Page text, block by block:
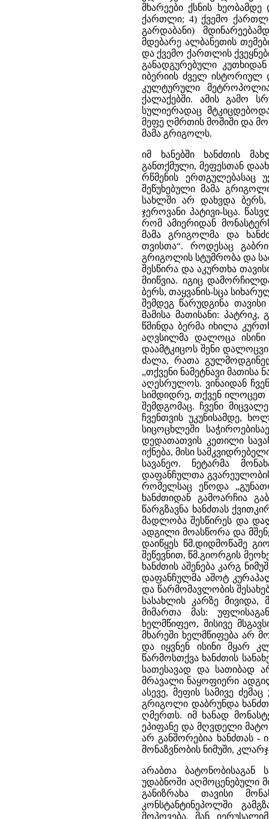
მხარეები ქსნის
ქართლი; 4) ქვემო
გარდაბანი)
მდებარე ალბანეთის
და ქვემო ქართლის
განადგურებული
იბერიის ძველ
კულტურული
ქალაქებში. ამის გამო
სულიერადაც
მეფე ღმრთის მოშიში და
მამა გრიგოლს.
იმ ხანებში ხანძთის
განთქმული, მეფესთან
რწმენის ერთგულებასაც
შეწუხებული მამა
სახლში არ დახვდა ბერს,
ჯეროვანი პატივი-სცა.
რომ ამიერიდან
მამა გრიგოლმა და
თვისთა“. როდესაც
გრიგოლის სტუმრობა და
შესწირა და აკურთხა
მიიწვია. იგიც
ბერს, თაყვანის-სცა
შემდეგ წარუდგინა
მამისა მათისანი:
წმინდა ბერმა იხილა
აღვსილმა დალოცა
დაამტკიცოს შენი
ძალა, რათა გულმოდგინედ
„თქვენი ნამეტნავი მათისა
აღესრულოს. ვინაიდან
სიმდიდრე, თქვენ ილოცეთ
შემდგომაც. ჩვენი
ჩვენთვის უკუნისამდე,
სიცოცხლეში
დედათათვის კეთილი
იქნება, მისი
სავანეო. ნეტარმა
დაფანჩულთა
რომელსაც ეწოდა
ხანძთიდან გამოარჩია
წარგზავნა ხანძთას
მადლობა შესწირეს და
ადგილი მოასწორა და
დაიწყეს წმ.დიდმოწამე
შეწევნით, წმ.გიორგის
ხანძთის აშენება კარგ
დაფანჩულმა აშოტ
და წარმომავლობის
სასახლის კარზე
მიმართა მას:
ხელმწიფეო, მისივე
მხარეში ხელმწიფება არ
და იყვნენ ისინი მყარ
წარმოსთქვა ხანძთის
სათესავად და სათიბად
მრავალი ნაყოფიერი
ასევე, მეფის სამივე
გრიგოლი დაბრუნდა
ღმერთს. იმ ხანად
ეპიფანე და მღვდელი
არ განშორებია ხანძთას -
მონაზვნობის ნიმუში,
არაბთა
უდაბნოში აღმოცენებული
განიზრახა თავისი
კონსტანტინეპოლში
მოპოვება. მან